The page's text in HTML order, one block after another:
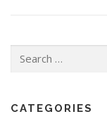
for:
CATEGORIES